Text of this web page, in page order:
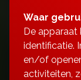
Waar
De apparaat
identificatie.
en/of
activiteiten,